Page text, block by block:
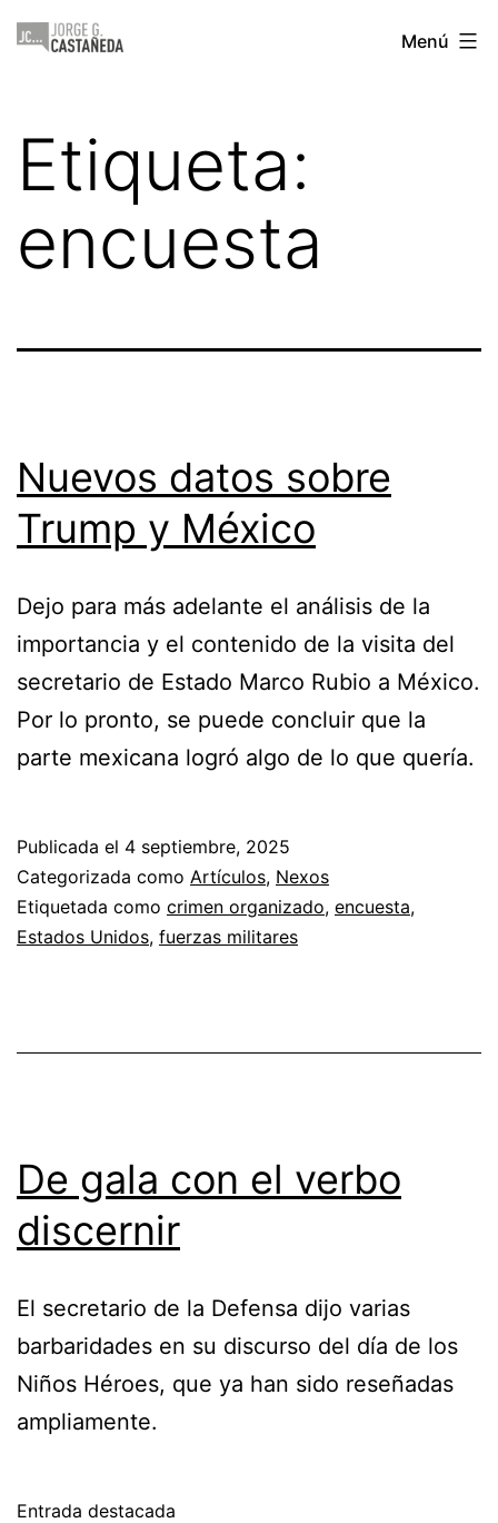
Saltar
Jorge
Menú
Etiqueta:
encuesta
Nuevos datos sobre
Trump y México
Dejo para más adelante el análisis de la
importancia y el contenido de la visita del
secretario de Estado Marco Rubio a México.
Por lo pronto, se puede concluir que la
parte mexicana logró algo de lo que quería.
Publicada el 4 septiembre, 2025
Categorizada como Artículos, Nexos
Etiquetada como crimen organizado, encuesta,
Estados Unidos, fuerzas militares
De gala con el verbo
discernir
El secretario de la Defensa dijo varias
barbaridades en su discurso del día de los
Niños Héroes, que ya han sido reseñadas
ampliamente.
Entrada destacada